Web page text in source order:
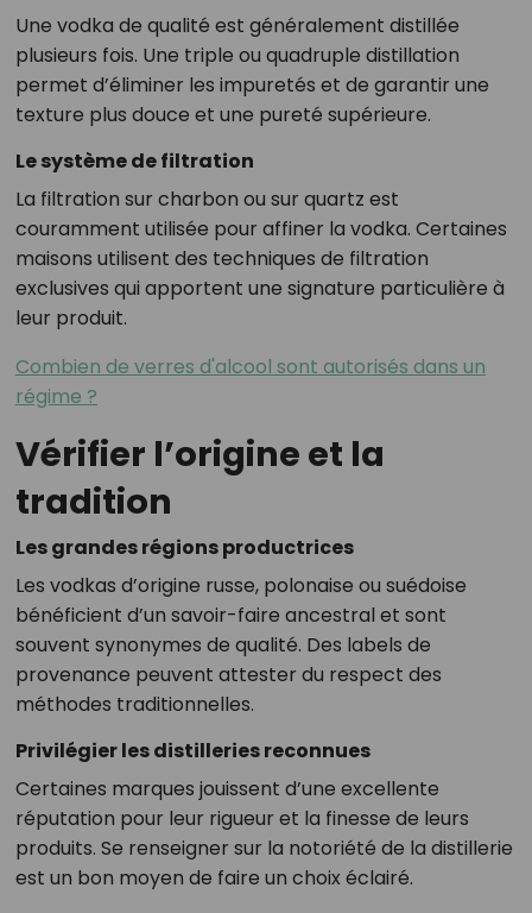
Une vodka de qualité est généralement distillée
plusieurs fois. Une triple ou quadruple distillation
permet d’éliminer les impuretés et de garantir une
texture plus douce et une pureté supérieure.
Le système de filtration
La filtration sur charbon ou sur quartz est
couramment utilisée pour affiner la vodka. Certaines
maisons utilisent des techniques de filtration
exclusives qui apportent une signature particulière à
leur produit.
Combien de verres d'alcool sont autorisés dans un
régime ?
Vérifier l’origine et la
tradition
Les grandes régions productrices
Les vodkas d’origine russe, polonaise ou suédoise
bénéficient d’un savoir-faire ancestral et sont
souvent synonymes de qualité. Des labels de
provenance peuvent attester du respect des
méthodes traditionnelles.
Privilégier les distilleries reconnues
Certaines marques jouissent d’une excellente
réputation pour leur rigueur et la finesse de leurs
produits. Se renseigner sur la notoriété de la distillerie
est un bon moyen de faire un choix éclairé.